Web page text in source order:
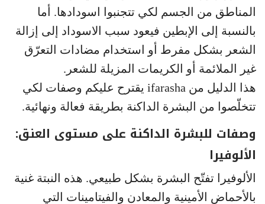
المناطق من الجسم لكي تتجنبوا اسودادها. أما
بالنسبة إلى الإبطين فيعود سبب الاسوداد إلى إزالة
الشعر بشكل مفرط أو استخدام مضادات التعرّق
غير الملائمة أو الكريمات المزيلة للشعر.
هذا الدليل من ifarasha يقترح عليكم وصفات لكي
تتخلّصوا من البشرة الداكنة بطريقة فعالة ونهائية.
وصفات للبشرة الداكنة على مستوى العنق:
الألوفيرا
الألوفيرا تفتّح البشرة بشكل طبيعي. هذه النبتة غنية
بالأحماض الأمينية والمعادن والفيتامينات التي